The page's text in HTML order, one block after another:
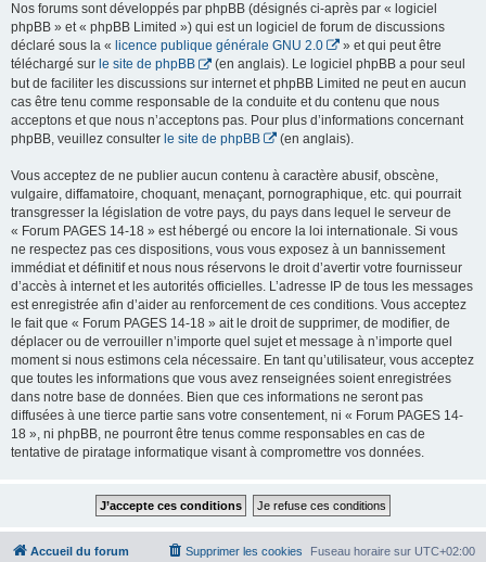
Nos forums sont développés par phpBB (désignés ci-après par « logiciel
phpBB » et « phpBB Limited ») qui est un logiciel de forum de discussions
déclaré sous la « licence publique générale GNU 2.0
» et qui peut être
téléchargé sur le site de phpBB
(en anglais). Le logiciel phpBB a pour seul
but de faciliter les discussions sur internet et phpBB Limited ne peut en aucun
cas être tenu comme responsable de la conduite et du contenu que nous
acceptons et que nous n’acceptons pas. Pour plus d’informations concernant
phpBB, veuillez consulter le site de phpBB (en anglais).
Vous acceptez de ne publier aucun contenu à caractère abusif, obscène,
vulgaire, diffamatoire, choquant, menaçant, pornographique, etc. qui pourrait
transgresser la législation de votre pays, du pays dans lequel le serveur de
« Forum PAGES 14-18 » est hébergé ou encore la loi internationale. Si vous
ne respectez pas ces dispositions, vous vous exposez à un bannissement
immédiat et définitif et nous nous réservons le droit d’avertir votre fournisseur
d’accès à internet et les autorités officielles. L’adresse IP de tous les messages
est enregistrée afin d’aider au renforcement de ces conditions. Vous acceptez
le fait que « Forum PAGES 14-18 » ait le droit de supprimer, de modifier, de
déplacer ou de verrouiller n’importe quel sujet et message à n’importe quel
moment si nous estimons cela nécessaire. En tant qu’utilisateur, vous acceptez
que toutes les informations que vous avez renseignées soient enregistrées
dans notre base de données. Bien que ces informations ne seront pas
diffusées à une tierce partie sans votre consentement, ni « Forum PAGES 14-
18 », ni phpBB, ne pourront être tenus comme responsables en cas de
tentative de piratage informatique visant à compromettre vos données.
Accueil du forum Fuseau horaire sur UTC+02:00
Supprimer les cookies